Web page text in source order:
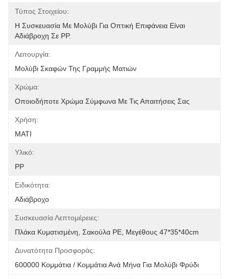
Τύπος Στοιχείου:
Η Συσκευασία Με Μολύβι Για Οπτική Επιφάνεια Είναι
Αδιάβροχη Σε PP.
Λειτουργία:
Μολύβι Σκαφών Της Γραμμής Ματιών
Χρώμα:
Οποιοδήποτε Χρώμα Σύμφωνα Με Τις Απαιτήσεις Σας
Χρήση:
ΜΑΤΙ
Υλικό:
PP
Ειδικότητα:
Αδιάβροχο
Συσκευασία Λεπτομέρειες:
Πλάκα Κυματισμένη, Σακούλα PE, Μεγέθους 47*35*40cm
Δυνατότητα Προσφοράς:
600000 Κομμάτια / Κομμάτια Ανά Μήνα Για Μολύβι Φρύδι